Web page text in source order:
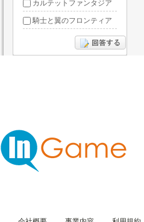
カルテットファンタジア
騎士と翼のフロンティア
ドラグーン・ナイツ
ぶっ飛び三国